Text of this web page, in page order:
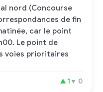
nord (Concourse
de fin
car le point
Le point de
voies prioritaires
▲ 1 ▼ 0